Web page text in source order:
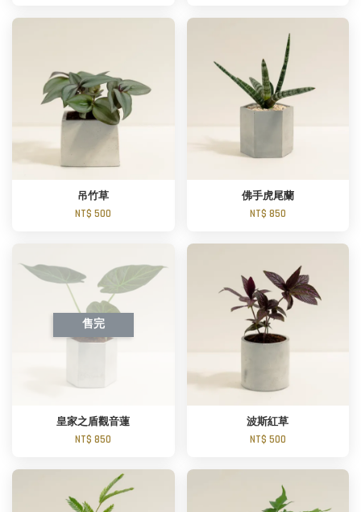
吊竹草
NT$ 500
佛手虎尾蘭
NT$ 850
售完
皇家之盾觀音蓮
NT$ 850
波斯紅草
NT$ 500